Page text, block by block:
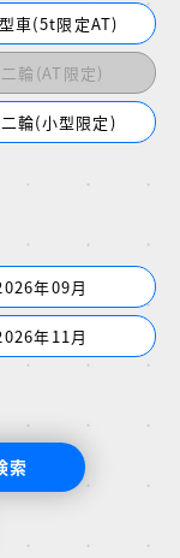
車(5t限定AT)
輪(AT限定)
輪(小型限定)
年09月
年11月
索